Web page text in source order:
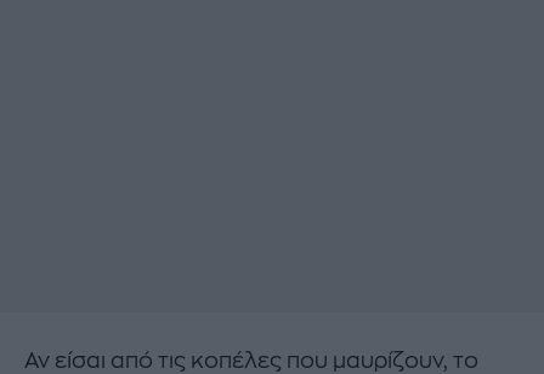
Αν είσαι από τις κοπέλες που μαυρίζουν, το